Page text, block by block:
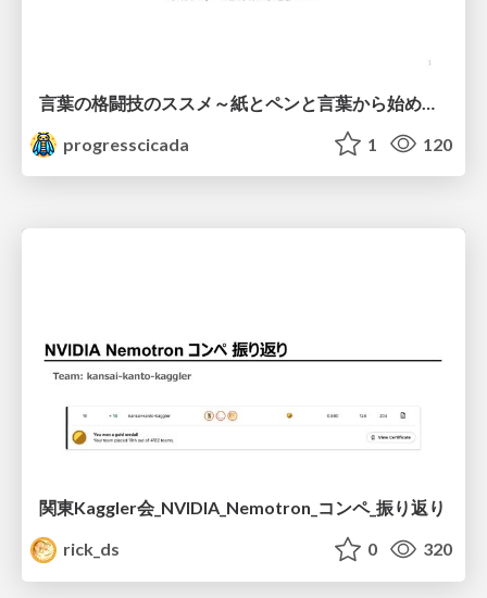
progresscicada
1 120
関東Kaggler会_NVIDIA_Nemotron_コンペ_振り返り
rick_ds
0 320